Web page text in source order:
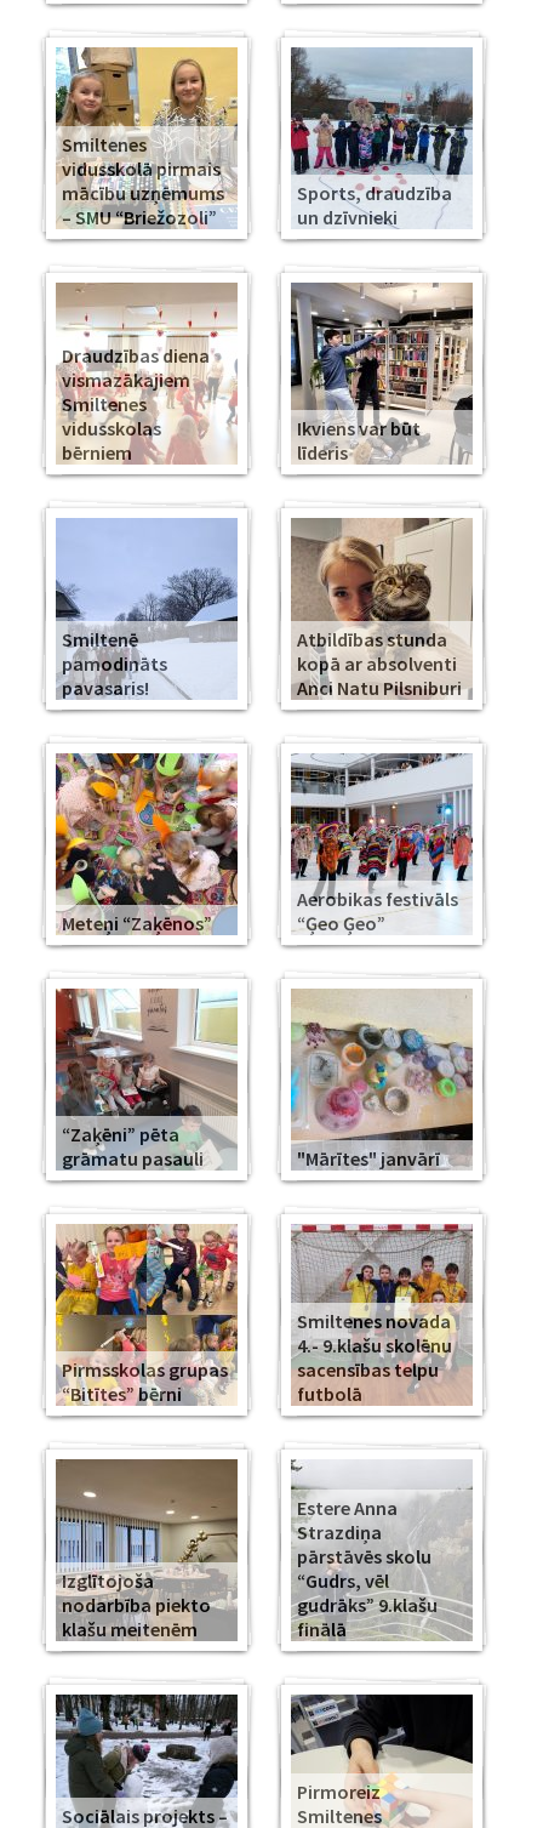
Smiltenes
vidusskolā pirmais
mācību uzņēmums
– SMU “Briežozoli”
Sports, draudzība
un dzīvnieki
Draudzības diena
vismazākajiem
Smiltenes
vidusskolas
bērniem
Ikviens var būt
līderis
Smiltenē
pamodināts
pavasaris!
Atbildības stunda
kopā ar absolventi
Anci Natu Pilsniburi
Meteņi “Zaķēnos”
Aerobikas festivāls
“Ģeo Ģeo”
“Zaķēni” pēta
grāmatu pasauli
"Mārītes" janvārī
Pirmsskolas grupas
“Bitītes” bērni
Smiltenes novada
4.- 9.klašu skolēnu
sacensības telpu
futbolā
Izglītojoša
nodarbība piekto
klašu meitenēm
Estere Anna
Strazdiņa
pārstāvēs skolu
“Gudrs, vēl
gudrāks” 9.klašu
finālā
Sociālais projekts –
Pirmoreiz
Smiltenes